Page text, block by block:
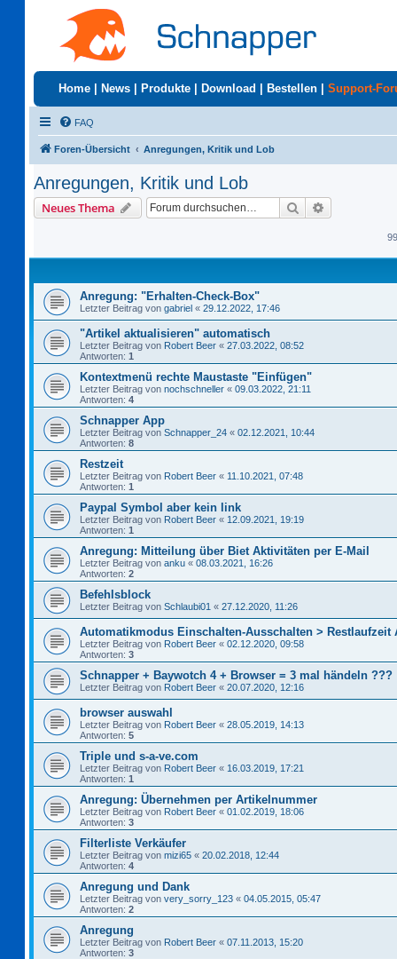
Home News Produkte Download Bestellen Support-
FAQ
Foren-Übersicht Anregungen, Kritik und Lob
Anregungen, Kritik und Lob
Neues Thema Suche
Anregung: "Erhalten-Check-Box"
Letzter Beitrag von gabriel « 29.12.2022, 17:46
"Artikel aktualisieren" automatisch
Letzter Beitrag von Robert Beer « 27.03.2022, 08:52
Antworten: 1
Kontextmenü rechte Maustaste "Einfügen"
Letzter Beitrag von nochschneller « 09.03.2022, 21:11
Antworten: 4
Schnapper App
Letzter Beitrag von Schnapper_24 « 02.12.2021, 10:44
Antworten: 8
Restzeit
Letzter Beitrag von Robert Beer « 11.10.2021, 07:48
Antworten: 1
Paypal Symbol aber kein link
Letzter Beitrag von Robert Beer « 12.09.2021, 19:19
Antworten: 1
Anregung: Mitteilung über Biet Aktivitäten per E-Mail
Letzter Beitrag von anku « 08.03.2021, 16:26
Antworten: 2
Befehlsblock
Letzter Beitrag von Schlaubi01 « 27.12.2020, 11:26
Automatikmodus Einschalten-Ausschalten > Restlaufzeit
Letzter Beitrag von Robert Beer « 02.12.2020, 09:58
Antworten: 3
Schnapper + Baywotch 4 + Browser = 3 mal händeln ???
Letzter Beitrag von Robert Beer « 20.07.2020, 12:16
browser auswahl
Letzter Beitrag von Robert Beer « 28.05.2019, 14:13
Antworten: 5
Triple und s-a-ve.com
Letzter Beitrag von Robert Beer « 16.03.2019, 17:21
Antworten: 1
Anregung: Übernehmen per Artikelnummer
Letzter Beitrag von Robert Beer « 01.02.2019, 18:06
Antworten: 3
Filterliste Verkäufer
Letzter Beitrag von mizi65 « 20.02.2018, 12:44
Antworten: 4
Anregung und Dank
Letzter Beitrag von very_sorry_123 « 04.05.2015, 05:47
Antworten: 2
Anregung
Letzter Beitrag von Robert Beer « 07.11.2013, 15:20
Antworten: 3